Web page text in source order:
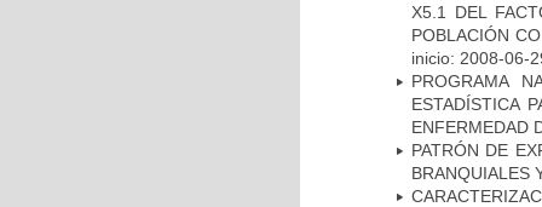
X5.1 DEL
POBLACIÓN
inicio: 2008-06-
PROGRAMA
ESTADÍSTICA
ENFERMEDAD
PATRÓN DE
BRANQUIALES